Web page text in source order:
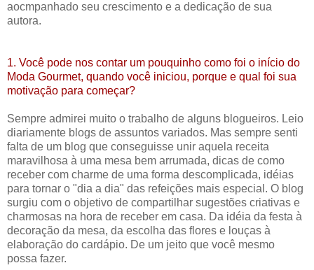
aocmpanhado seu crescimento e a dedicação de sua
autora.
1. Você pode nos contar um pouquinho como foi o início do
Moda Gourmet, quando você iniciou, porque e qual foi sua
motivação para começar?
Sempre admirei muito o trabalho de alguns blogueiros. Leio
diariamente blogs de assuntos variados. Mas sempre senti
falta de um blog que conseguisse unir aquela receita
maravilhosa à uma mesa bem arrumada, dicas de como
receber com charme de uma forma descomplicada, idéias
para tornar o "dia a dia" das refeições mais especial. O blog
surgiu com o objetivo de compartilhar sugestões criativas e
charmosas na hora de receber em casa. Da idéia da festa à
decoração da mesa, da escolha das flores e louças à
elaboração do cardápio. De um jeito que você mesmo
possa fazer.